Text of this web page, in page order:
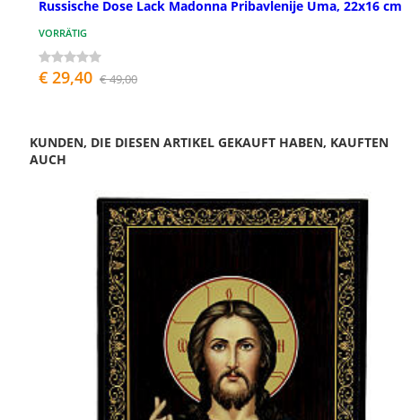
Russische Dose Lack Madonna Pribavlenije Uma, 22x16 cm
VORRÄTIG
€ 29,40 € 49,00
KUNDEN, DIE DIESEN ARTIKEL GEKAUFT HABEN, KAUFTEN
AUCH